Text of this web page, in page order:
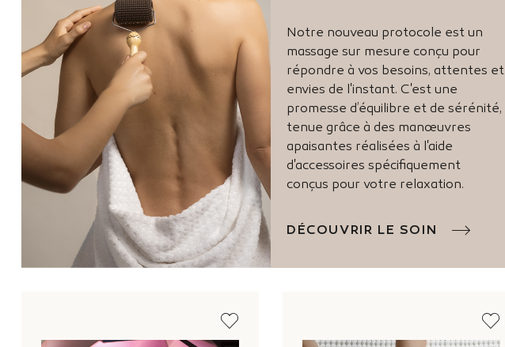
Notre nouveau protocole est un
massage sur mesure conçu pour
répondre à vos besoins, attentes et
envies de l'instant. C'est une
promesse d’équilibre et de sérénité,
tenue grâce à des manœuvres
apaisantes réalisées à l'aide
d'accessoires spécifiquement
conçus pour votre relaxation.
DÉCOUVRIR LE SOIN